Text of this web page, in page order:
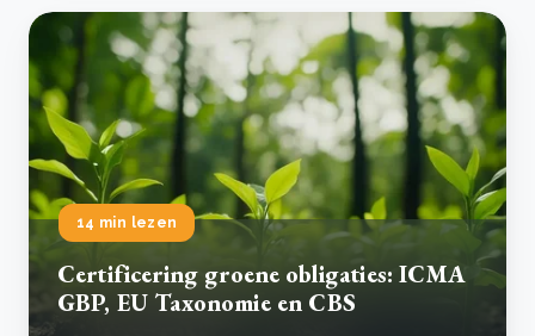
14 min lezen
Certificering groene obligaties: ICMA
GBP, EU Taxonomie en CBS